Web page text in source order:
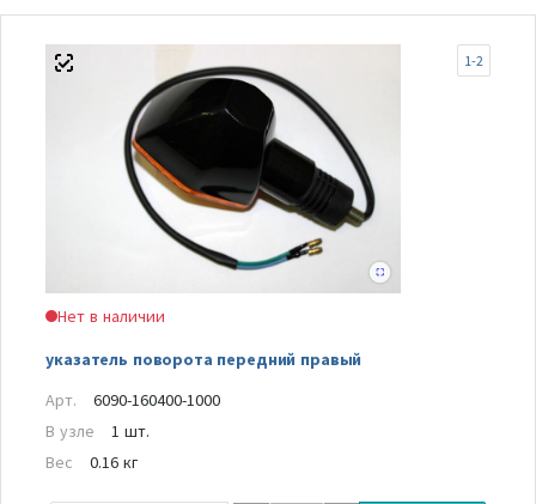
Нет в наличии
указатель поворота передний правый
1-2
Арт.
6090-160400-1000
В узле
1 шт.
Вес
0.16 кг